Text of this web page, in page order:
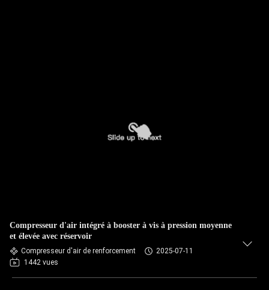
Compresseur d'air intégré à booster à vis à pression moyenne
et élevée avec réservoir
Compresseur d'air de renforcement
2025-07-11
1442 vues